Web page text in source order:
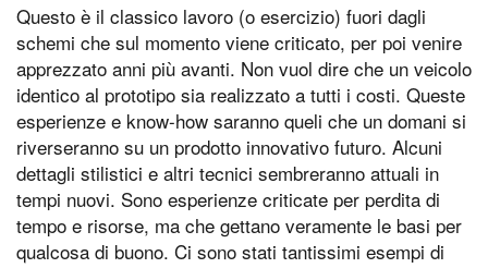
Questo è il classico lavoro (o esercizio) fuori dagli
schemi che sul momento viene criticato, per poi venire
apprezzato anni più avanti. Non vuol dire che un veicolo
identico al prototipo sia realizzato a tutti i costi. Queste
esperienze e know-how saranno queli che un domani si
riverseranno su un prodotto innovativo futuro. Alcuni
dettagli stilistici e altri tecnici sembreranno attuali in
tempi nuovi. Sono esperienze criticate per perdita di
tempo e risorse, ma che gettano veramente le basi per
qualcosa di buono. Ci sono stati tantissimi esempi di